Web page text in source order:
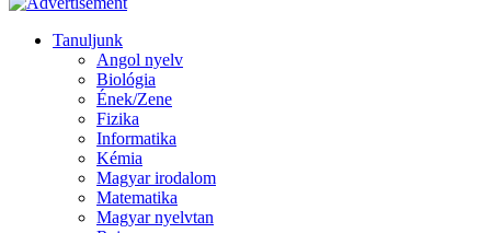
Tanuljunk
Angol nyelv
Biológia
Ének/Zene
Fizika
Informatika
Kémia
Magyar irodalom
Matematika
Magyar nyelvtan